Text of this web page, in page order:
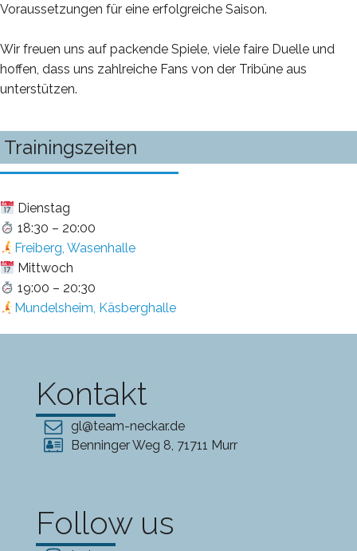
Voraussetzungen für eine erfolgreiche Saison.
Wir freuen uns auf packende Spiele, viele faire Duelle und
hoffen, dass uns zahlreiche Fans von der Tribüne aus
unterstützen.
Trainingszeiten
Dienstag
18:30 – 20:00
Freiberg, Wasenhalle
Mittwoch
19:00 – 20:30
Mundelsheim, Käsberghalle
Kontakt
gl@team-neckar.de
Benninger Weg 8, 71711 Murr
Follow us